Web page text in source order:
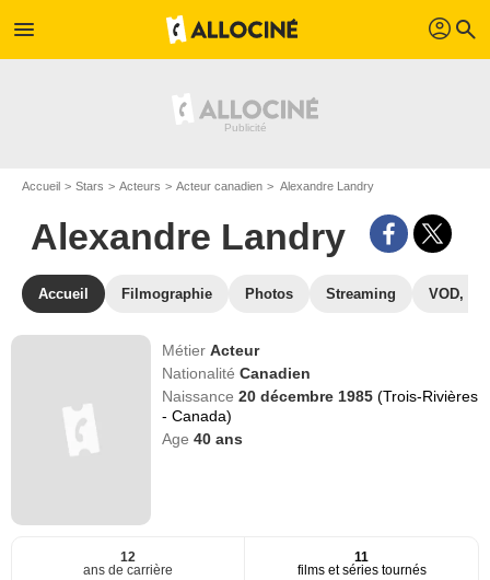
menu profil search
Accueil Stars Acteurs Acteur canadien Alexandre Landry
Alexandre Landry
Accueil Filmographie Photos Streaming VOD,
MétierActeur
NationalitéCanadien
Naissance20 décembre 1985(Trois-Rivières
- Canada)
Age40 ans
12
ans de carrière
11
films et séries tournés